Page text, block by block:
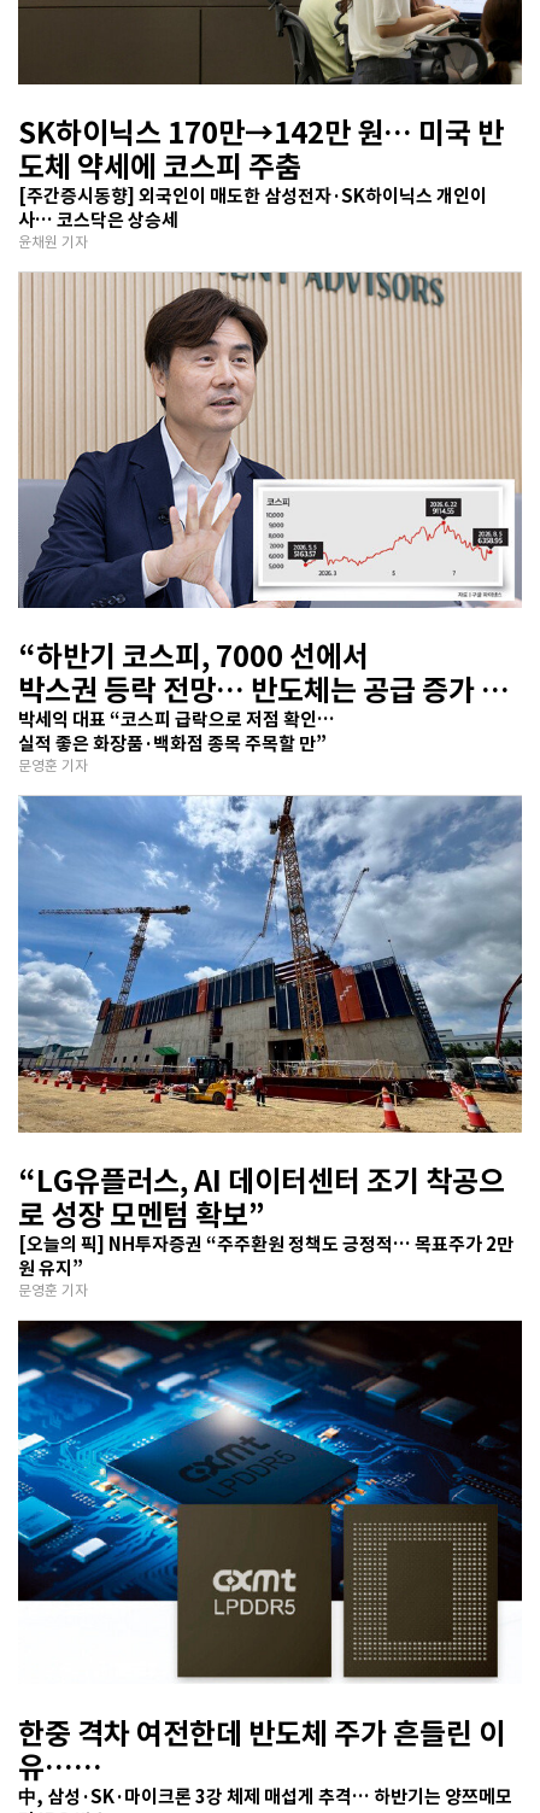
SK하이닉스 170만→142만 원… 미국 반
도체 약세에 코스피 주춤
[주간증시동향] 외국인이 매도한 삼성전자·SK하이닉스 개인이
사… 코스닥은 상승세
윤채원 기자
“하반기 코스피, 7000 선에서
박스권 등락 전망… 반도체는 공급 증가 선
반영 주시해야”
박세익 대표 “코스피 급락으로 저점 확인…
실적 좋은 화장품·백화점 종목 주목할 만”
문영훈 기자
“LG유플러스, AI 데이터센터 조기 착공으
로 성장 모멘텀 확보”
[오늘의 픽] NH투자증권 “주주환원 정책도 긍정적… 목표주가 2만
원 유지”
문영훈 기자
한중 격차 여전한데 반도체 주가 흔들린 이
유…
기술보다 무서운 ‘과점 균열’ 공포
中, 삼성·SK·마이크론 3강 체제 매섭게 추격… 하반기는 양쯔메모